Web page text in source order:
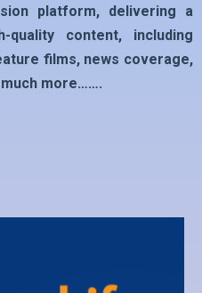
platform, delivering a
content, including
films, news coverage,
more…….